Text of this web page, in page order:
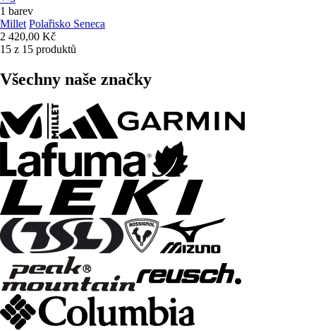
1 barev
Millet Polařisko Seneca
2 420,00 Kč
15 z 15 produktů
Všechny naše značky